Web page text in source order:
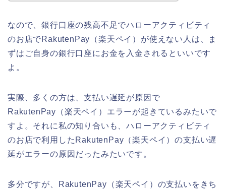
なので、銀行口座の残高不足でハローアクティビティ
のお店でRakutenPay（楽天ペイ）が使えない人は、ま
ずはご自身の銀行口座にお金を入金されるといいです
よ。
実際、多くの方は、支払い遅延が原因で
RakutenPay（楽天ペイ）エラーが起きているみたいで
すよ。それに私の知り合いも、ハローアクティビティ
のお店で利用したRakutenPay（楽天ペイ）の支払い遅
延がエラーの原因だったみたいです。
多分ですが、RakutenPay（楽天ペイ）の支払いをきち